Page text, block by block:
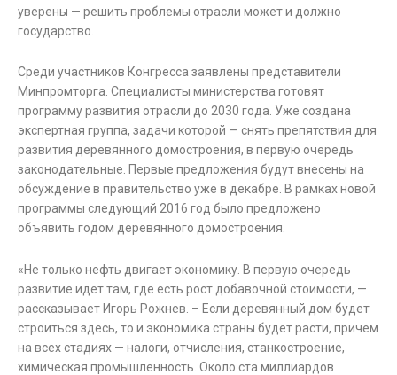
уверены — решить проблемы отрасли может и должно
государство.
Среди участников Конгресса заявлены представители
Минпромторга. Специалисты министерства готовят
программу развития отрасли до 2030 года. Уже создана
экспертная группа, задачи которой — снять препятствия для
развития деревянного домостроения, в первую очередь
законодательные. Первые предложения будут внесены на
обсуждение в правительство уже в декабре. В рамках новой
программы следующий 2016 год было предложено
объявить годом деревянного домостроения.
«Не только нефть двигает экономику. В первую очередь
развитие идет там, где есть рост добавочной стоимости, —
рассказывает Игорь Рожнев. – Если деревянный дом будет
строиться здесь, то и экономика страны будет расти, причем
на всех стадиях — налоги, отчисления, станкостроение,
химическая промышленность. Около ста миллиардов